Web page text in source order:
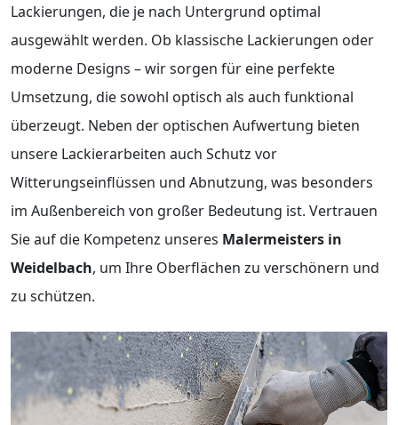
Lackierungen, die je nach Untergrund optimal
ausgewählt werden. Ob klassische Lackierungen oder
moderne Designs – wir sorgen für eine perfekte
Umsetzung, die sowohl optisch als auch funktional
überzeugt. Neben der optischen Aufwertung bieten
unsere Lackierarbeiten auch Schutz vor
Witterungseinflüssen und Abnutzung, was besonders
im Außenbereich von großer Bedeutung ist. Vertrauen
Sie auf die Kompetenz unseres Malermeisters in
Weidelbach, um Ihre Oberflächen zu verschönern und
zu schützen.